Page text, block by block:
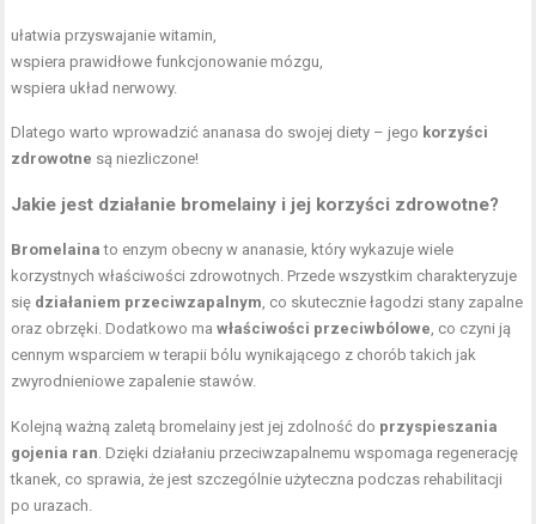
ułatwia przyswajanie witamin,
wspiera prawidłowe funkcjonowanie mózgu,
wspiera układ nerwowy.
Dlatego warto wprowadzić ananasa do swojej diety – jego korzyści
zdrowotne są niezliczone!
Jakie jest działanie bromelainy i jej korzyści zdrowotne?
Bromelaina to enzym obecny w ananasie, który wykazuje wiele
korzystnych właściwości zdrowotnych. Przede wszystkim charakteryzuje
się działaniem przeciwzapalnym , co skutecznie łagodzi stany zapalne
oraz obrzęki. Dodatkowo mawłaściwości przeciwbólowe , co czyni ją
cennym wsparciem w terapii bólu wynikającego z chorób takich jak
zwyrodnieniowe zapalenie stawów.
Kolejną ważną zaletą bromelainy jest jej zdolność do przyspieszania
gojenia ran . Dzięki działaniu przeciwzapalnemu wspomaga regenerację
tkanek, co sprawia, że jest szczególnie użyteczna podczas rehabilitacji
po urazach.